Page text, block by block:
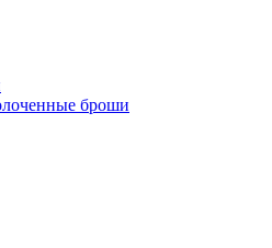
броши